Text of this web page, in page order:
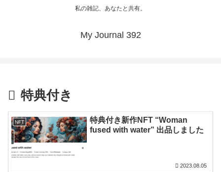
私の雑記、あなたと共有。
My Journal 392
特典付き
NFT
特典付き新作NFT “Woman
fused with water” 出品しました
2023.08.05